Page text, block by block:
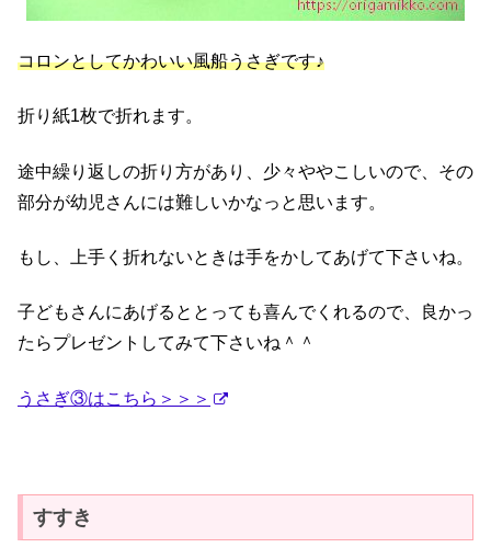
コロンとしてかわいい風船うさぎです♪
折り紙1枚で折れます。
途中繰り返しの折り方があり、少々ややこしいので、その
部分が幼児さんには難しいかなっと思います。
もし、上手く折れないときは手をかしてあげて下さいね。
子どもさんにあげるととっても喜んでくれるので、良かっ
たらプレゼントしてみて下さいね＾＾
うさぎ③はこちら＞＞＞
すすき